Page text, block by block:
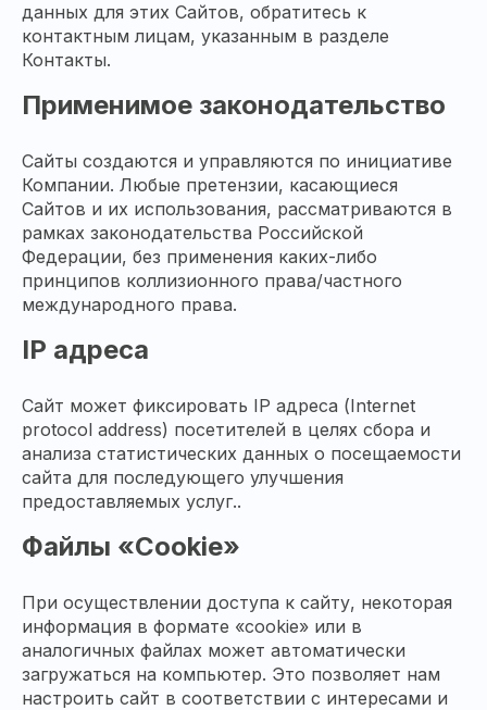
данных для этих Сайтов, обратитесь к
контактным лицам, указанным в разделе
Контакты.
Применимое законодательство
Сайты создаются и управляются по инициативе
Компании. Любые претензии, касающиеся
Сайтов и их использования, рассматриваются в
рамках законодательства Российской
Федерации, без применения каких-либо
принципов коллизионного права/частного
международного права.
IP адреса
Сайт может фиксировать IP адреса (Internet
protocol address) посетителей в целях сбора и
анализа статистических данных о посещаемости
сайта для последующего улучшения
предоставляемых услуг..
Файлы «Cookie»
При осуществлении доступа к сайту, некоторая
информация в формате «cookie» или в
аналогичных файлах может автоматически
загружаться на компьютер. Это позволяет нам
настроить сайт в соответствии с интересами и